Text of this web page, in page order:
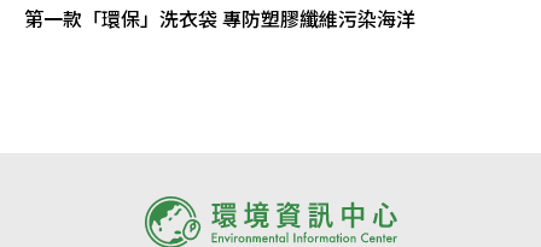
第一款「環保」洗衣袋 專防塑膠纖維污染海洋